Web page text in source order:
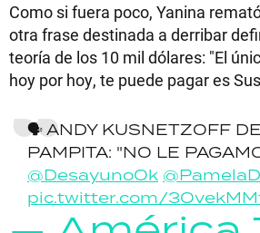
Como si fuera poco, Yanina
otra frase destinada a derribar
teoría de los 10 mil dólares: "El
hoy por hoy, te puede pagar es
🗣️ ANDY KUSNETZOFF
PAMPITA: "NO LE
@DesayunoOk
pic.twitter.com/